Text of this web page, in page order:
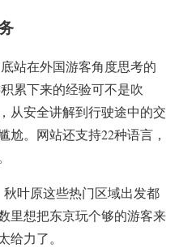
站在外国游客角度思考的
累下来的经验可不是吹
从安全讲解到行驶途中的交
尬。网站还支持22种语言，
叶原这些热门区域出发都
里想把东京玩个够的游客来
给力了。